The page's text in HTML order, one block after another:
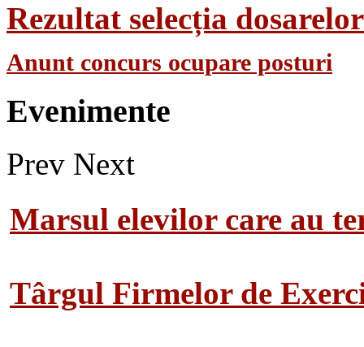
Rezultat selecția
Anunt concurs ocupare posturi
Evenimente
Prev Next
Marsul elevilor care au
Târgul Firmelor de